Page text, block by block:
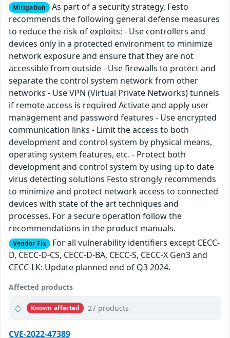
Mitigation As part of a security strategy, Festo
recommends the following general defense measures
to reduce the risk of exploits: - Use controllers and
devices only in a protected environment to minimize
network exposure and ensure that they are not
accessible from outside - Use firewalls to protect and
separate the control system network from other
networks - Use VPN (Virtual Private Networks) tunnels
if remote access is required Activate and apply user
management and password features - Use encrypted
communication links - Limit the access to both
development and control system by physical means,
operating system features, etc. - Protect both
development and control system by using up to date
virus detecting solutions Festo strongly recommends
to minimize and protect network access to connected
devices with state of the art techniques and
processes. For a secure operation follow the
recommendations in the product manuals.
Vendor Fix For all vulnerability identifiers except CECC-
D, CECC-D-CS, CECC-D-BA, CECC-S, CECC-X Gen3 and
CECC-LK: Update planned end of Q3 2024.
Affected products
Known affected 27 products
CVE-2022-47389